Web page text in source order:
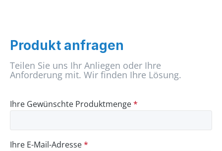
Produkt anfragen
Teilen Sie uns Ihr Anliegen oder Ihre
Anforderung mit. Wir finden Ihre Lösung.
Ihre Gewünschte Produktmenge*
Ihre E-Mail-Adresse*